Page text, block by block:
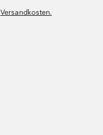
Versandkosten.